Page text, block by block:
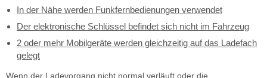
In der Nähe werden Funkfernbedienungen verwendet
Der elektronische Schlüssel befindet sich nicht im Fahrzeug
2 oder mehr Mobilgeräte werden gleichzeitig auf das Ladefach
gelegt
Wenn der Ladevorgang nicht normal verläuft oder die